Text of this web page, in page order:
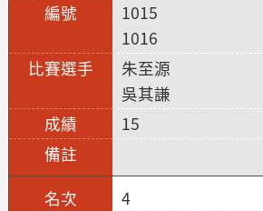
1015
1016
朱至源
吳其謙
15
4